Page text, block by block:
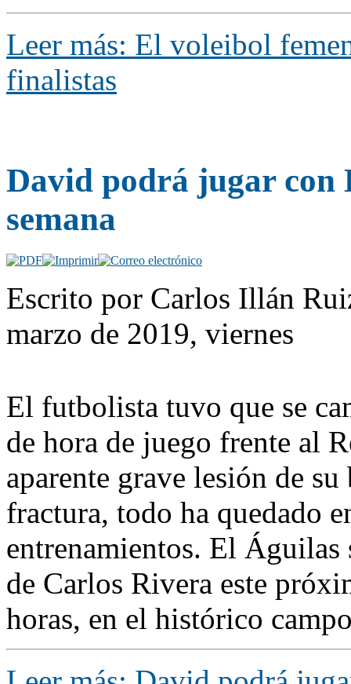
Leer más: El voleibol
finalistas
David podrá jugar con
semana
Escrito por Carlos Illán
marzo de 2019, viernes
El futbolista tuvo que se
de hora de juego frente al
aparente grave lesión de
fractura, todo ha quedado
entrenamientos. El Águilas
de Carlos Rivera este
horas, en el histórico